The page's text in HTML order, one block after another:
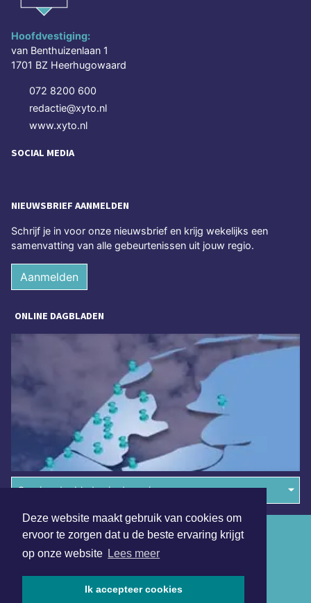
Deze website maakt gebruik van cookies om
ervoor te zorgen dat u de beste ervaring krijgt
op onze website Lees meer
Ik accepteer cookies
Hoofdvestiging:
van Benthuizenlaan 1
1701 BZ Heerhugowaard
072 8200 600
redactie@xyto.nl
www.xyto.nl
SOCIAL MEDIA
NIEUWSBRIEF AANMELDEN
Schrijf je in voor onze nieuwsbrief en krijg wekelijks een
samenvatting van alle gebeurtenissen uit jouw regio.
Aanmelden
ONLINE DAGBLADEN
Overige dagbladen in de regio
Algemene voorwaarden
Disclaimer